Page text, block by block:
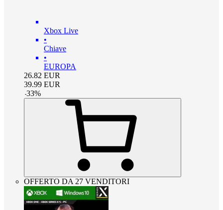
Xbox Live
•
Chiave
•
EUROPA
26.82 EUR
39.99 EUR
-33%
OFFERTO DA 27 VENDITORI